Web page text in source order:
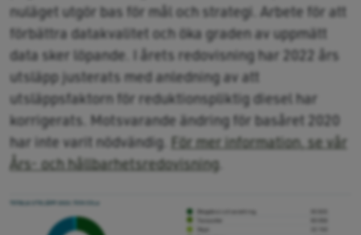
nuläget utgör bas för mål och strategi. Arbete för att
förbättra datakvalitet och öka graden av uppmätt
data sker löpande. I årets redovisning har 2022 års
utsläpp justerats med anledning av att
utsläppsfaktorn för reduktionspliktig diesel har
korrigerats. Motsvarande ändring för basåret 2020
har inte varit nödvändig. För mer information, se vår
Års- och hållbarhetsredovisning.